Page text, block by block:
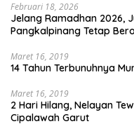
Februari 18, 2026
Jelang Ramadhan 2026,
Pangkalpinang Tetap
Maret 16, 2019
14 Tahun Terbunuhnya
Maret 16, 2019
2 Hari Hilang, Nelayan
Cipalawah Garut